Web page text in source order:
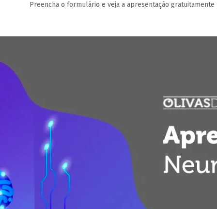
Preencha o formulário e veja a apresentação gratuitamente